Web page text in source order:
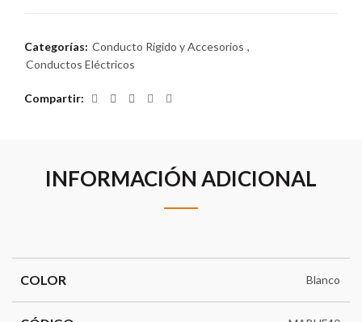
Categorías: Conducto Rígido y Accesorios ,
Conductos Eléctricos
Compartir
INFORMACIÓN ADICIONAL
COLOR Blanco